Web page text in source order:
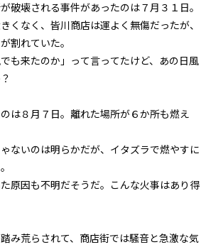
破壊される事件があったのは７月３１日。
くなく、皆川商店は運よく無傷だったが、
割れていた。
も来たのか」って言ってたけど、あの日風
は８月７日。離れた場所が６か所も燃え
ないのは明らかだが、イタズラで燃やすに
原因も不明だそうだ。こんな火事はあり得
み荒らされて、商店街では騒音と急激な気